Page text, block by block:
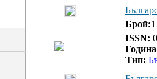
Брой:1
ISSN:
Тип: